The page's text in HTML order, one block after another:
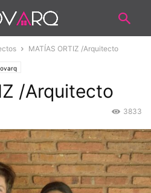
MATÍAS ORTIZ /Arquitecto
/Arquitecto
3833